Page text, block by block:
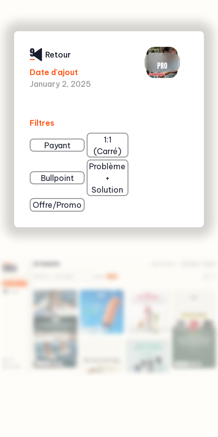
9
Date d'ajout
January 2, 2025
Filtres
Payant
1:1
(Carré)
Bullpoint
Problème
+
Solution
Offre/Promo
PRO
Retour